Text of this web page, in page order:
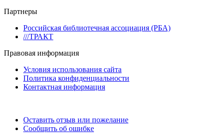
Партнеры
Российская библиотечная ассоциация (РБА)
///ТРАКТ
Правовая информация
Условия использования сайта
Политика конфиденциальности
Контактная информация
Оставить отзыв или пожелание
Сообщить об ошибке